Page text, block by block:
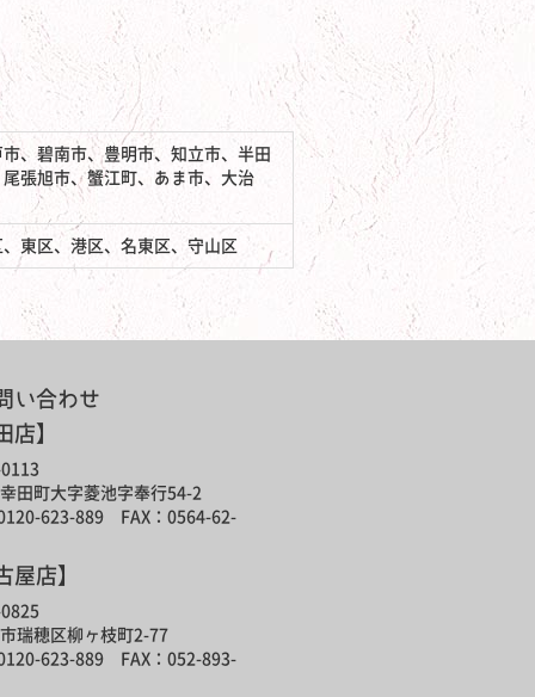
、碧南市、豊明市、知立市、半田
張旭市、蟹江町、あま市、大治
東区、港区、名東区、守山区
い合わせ
店】
田町大字菱池字奉行54-2
623-889 FAX：0564-62-
屋店】
瑞穂区柳ヶ枝町2-77
623-889 FAX：052-893-